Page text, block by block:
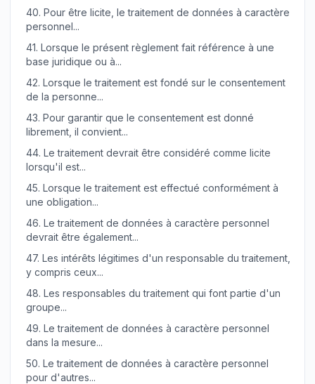
40. Pour être licite, le traitement de données à caractère
personnel...
41. Lorsque le présent règlement fait référence à une
base juridique ou à...
42. Lorsque le traitement est fondé sur le consentement
de la personne...
43. Pour garantir que le consentement est donné
librement, il convient...
44. Le traitement devrait être considéré comme licite
lorsqu'il est...
45. Lorsque le traitement est effectué conformément à
une obligation...
46. Le traitement de données à caractère personnel
devrait être également...
47. Les intérêts légitimes d'un responsable du traitement,
y compris ceux...
48. Les responsables du traitement qui font partie d'un
groupe...
49. Le traitement de données à caractère personnel
dans la mesure...
50. Le traitement de données à caractère personnel
pour d'autres...